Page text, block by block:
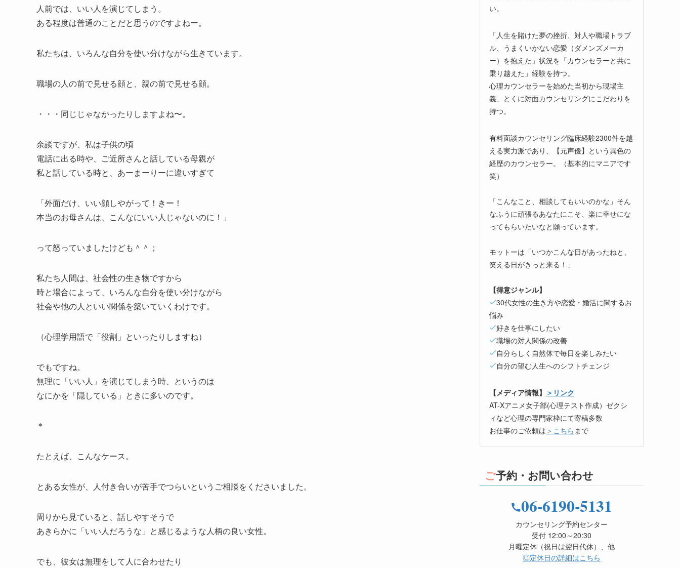
人前では、いい人を演じてしまう。
ある程度は普通のことだと思うのですよねー。
私たちは、いろんな自分を使い分けながら生きています。
職場の人の前で見せる顔と、親の前で見せる顔。
・・・同じじゃなかったりしますよね〜。
余談ですが、私は子供の頃
電話に出る時や、ご近所さんと話している母親が
私と話している時と、あーまーりーに違いすぎて
「外面だけ、いい顔しやがって！きー！
本当のお母さんは、こんなにいい人じゃないのに！」
って怒っていましたけども＾＾；
私たち人間は、社会性の生き物ですから
時と場合によって、いろんな自分を使い分けながら
社会や他の人といい関係を築いていくわけです。
（心理学用語で「役割」といったりしますね）
でもですね。
無理に「いい人」を演じてしまう時、というのは
なにかを「隠している」ときに多いのです。
＊
たとえば、こんなケース。
とある女性が、人付き合いが苦手でつらいというご相談をくださいました。
周りから見ていると、話しやすそうで
あきらかに「いい人だろうな」と感じるような人柄の良い女性。
でも、彼女は無理をして人に合わせたり
い。
「人生を賭けた夢の挫折、対人や職場トラブ
ル、うまくいかない恋愛（ダメンズメーカ
ー）を抱えた」状況を「カウンセラーと共に
乗り越えた」経験を持つ。
心理カウンセラーを始めた当初から現場主
義、とくに対面カウンセリングにこだわりを
持つ。
有料面談カウンセリング臨床経験2300件を越
える実力派であり、【元声優】という異色の
経歴のカウンセラー。（基本的にマニアです
笑）
「こんなこと、相談してもいいのかな」そん
なふうに頑張るあなたにこそ、楽に幸せにな
ってもらいたいなと願っています。
モットーは「いつかこんな日があったねと、
笑える日がきっと来る！」
【得意ジャンル】
30代女性の生き方や恋愛・婚活に関するお
悩み
好きを仕事にしたい
職場の対人関係の改善
自分らしく自然体で毎日を楽しみたい
自分の望む人生へのシフトチェンジ
【メディア情報】 ＞リンク
AT-Xアニメ女子部(心理テスト作成）ゼクシ
ィなど心理の専門家枠にて寄稿多数
お仕事のご依頼は ＞こちら まで
ご予約・お問い合わせ
06-6190-5131
カウンセリング予約センター
受付 12:00～20:30
月曜定休（祝日は翌日代休）、他
◎定休日の詳細はこちら